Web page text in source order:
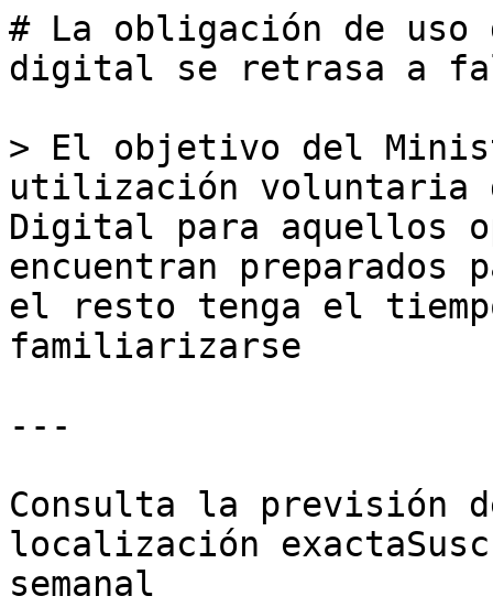
# La obligación de uso
digital se retrasa a
> El objetivo del
utilización voluntaria
Digital para aquellos
encuentran
el resto tenga el
familiarizarse
---
Consulta la previsión
localización
semanal